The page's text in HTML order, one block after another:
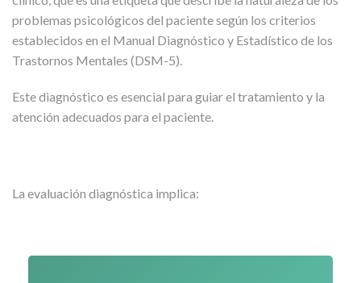
problemas psicológicos del paciente según los criterios
establecidos en el Manual Diagnóstico y Estadístico de los
Trastornos Mentales (DSM-5).
Este diagnóstico es esencial para guiar el tratamiento y la
atención adecuados para el paciente.
La evaluación diagnóstica implica: